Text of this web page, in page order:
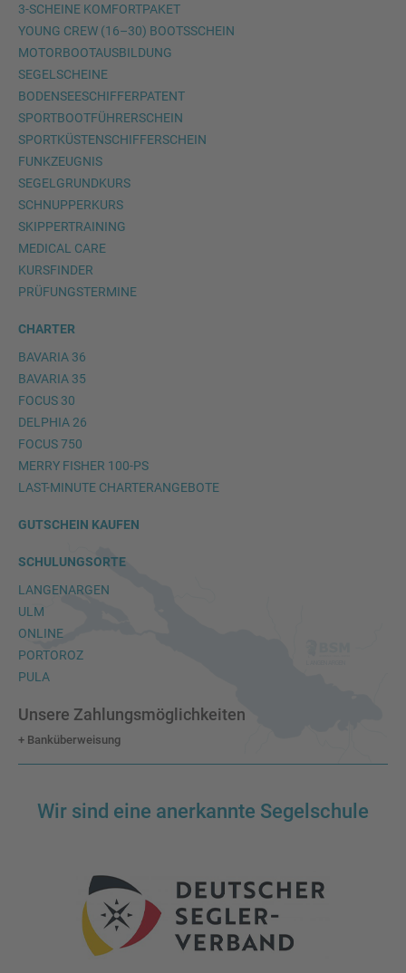
3-SCHEINE KOMFORTPAKET
YOUNG CREW (16–30) BOOTSSCHEIN
MOTORBOOTAUSBILDUNG
SEGELSCHEINE
BODENSEESCHIFFERPATENT
SPORTBOOTFÜHRERSCHEIN
SPORTKÜSTENSCHIFFERSCHEIN
FUNKZEUGNIS
SEGELGRUNDKURS
SCHNUPPERKURS
SKIPPERTRAINING
MEDICAL CARE
KURSFINDER
PRÜFUNGSTERMINE
CHARTER
BAVARIA 36
BAVARIA 35
FOCUS 30
DELPHIA 26
FOCUS 750
MERRY FISHER 100-PS
LAST-MINUTE CHARTERANGEBOTE
GUTSCHEIN KAUFEN
SCHULUNGSORTE
LANGENARGEN
ULM
ONLINE
PORTOROZ
PULA
Unsere Zahlungsmöglichkeiten
+ Banküberweisung
Wir sind eine anerkannte Segelschule